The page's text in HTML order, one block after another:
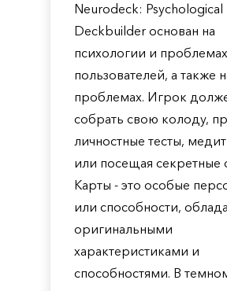
Neurodeck: Psychological
Deckbuilder основан на
психологии и проблемах
пользователей, а также
проблемах. Игрок
собрать свою колоду,
личностные тесты,
или посещая секретные
Карты - это особые
или способности,
оригинальными
характеристиками и
способностями. В